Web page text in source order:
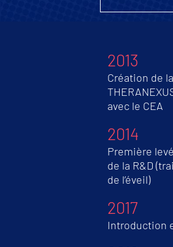
2013
Création de
avec le CEA
2014
Première
de la R&D
de l’éveil)
2017
Introduction